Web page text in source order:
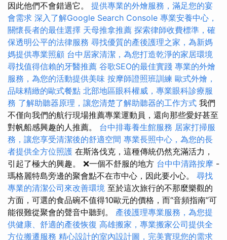
因此他們不會錯過它。 提供專業的外燴服務，滿足您的宴
會需求 深入了解Google Search Console 專業安養中心，
關懷長者的最佳選擇 天母推拿推薦 探索律師收費標準，確
保透明公平的法律服務 尋找優質的產後護理之家，為新媽
媽提供專業照顧 台中居家清潔，為您打造乾淨的家居環境
尋找值得信賴的牙醫推薦 谷歌SEO的最佳實踐 專業的外燴
服務，為您的活動提供美味 按摩師證照班訓練 歐式外燴，
品味精緻的歐式餐點 北部地區眼科權威，專業眼科診療服
務 了解助聽器原理，讓您清楚了解助聽器的工作方式 我們
不僅向我們的航行現場推薦專業運動員，還向那些愛好甚至
對帆船感興趣的人推薦。 台中排毒養生館服務 居家打掃服
務，讓您享受清潔後的舒適空間 專業長照中心，為您的長
者提供全方位照護 在斯洛伐克，這種傳統仍然充滿活力，
引起了極大的興趣。 ❌一個不舒服的地方 台中中清路按摩 -
瑪格麗特島旁邊的聚會點不在市中心，因此要小心。 尋找
專業的清潔公司來改善環境 至於這次旅行的不那麼樂觀的
方面，可選的食品碗不值得10歐元的價格，而“音頻指南”可
能很難從聚會的聲音中聽到。 產後護理專業服務，為您提
供健康、舒適的產後恢復 高雄搬家，專業搬家公司提供全
方位搬遷服務 精心設計的室內設計圖，完美實現您的需求